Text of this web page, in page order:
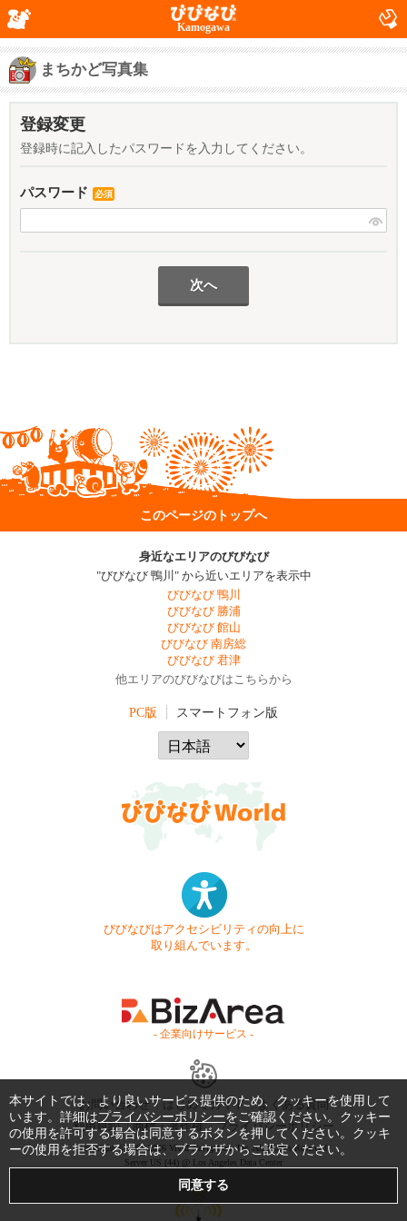
Kamogawa
まちかど写真集
登録変更
登録時に記入したパスワードを入力してください。
パスワード 必須
このページのトップへ
身近なエリアのびびなび
"びびなび 鴨川" から近いエリアを表示中
びびなび 鴨川
びびなび 勝浦
びびなび 館山
びびなび 南房総
びびなび 君津
他エリアのびびなびはこちらから
PC版 スマートフォン版
びびなびはアクセシビリティの向上に
取り組んでいます。
- 企業向けサービス -
お問い合わせ はじめてガイド
よくある質問
利用規約
商標・著作権 プライバシーポリシー
Copyright © 1999-2026 Vivid Navigation, Inc. All Rights Reserved.
Server US (44) @ Los Angeles Data Center
本サイトでは、より良いサービス提供のため、クッキーを使用して
います。詳細はプライバシーポリシーをご確認ください。クッキー
の使用を許可する場合は同意するボタンを押してください。クッキ
ーの使用を拒否する場合は、ブラウザからご設定ください。